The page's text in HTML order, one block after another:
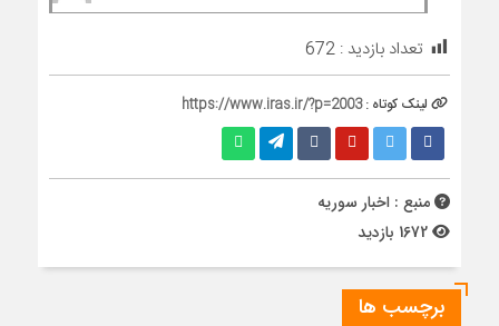
تعداد بازدید : 672
لینک کوتاه :https://www.iras.ir/?p=2003
منبع : اخبار سوریه
برچسب ها